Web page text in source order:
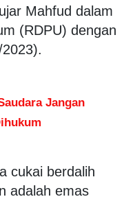
Mahfud dalam
(RDPU) dengan
Jangan
cukai berdalih
adalah emas